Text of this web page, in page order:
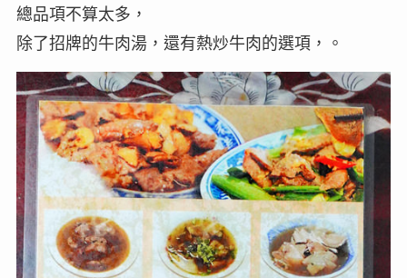
總品項不算太多，
除了招牌的牛肉湯，還有熱炒牛肉的選項，。